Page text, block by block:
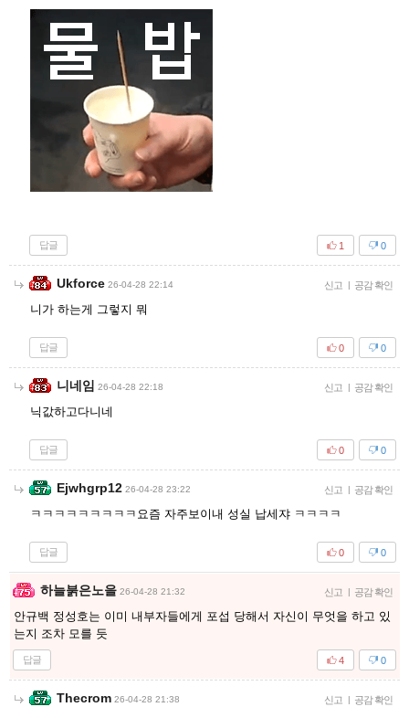
답글 0
1
Ukforce 26-04-28 22:14 신고 | 공감 확인
니가 하는게 그렇지 뭐
답글 0
0
니네임 26-04-28 22:18 신고 | 공감 확인
닉값하고다니네
답글 0
0
Ejwhgrp12 26-04-28 23:22 신고 | 공감 확인
ㅋㅋㅋㅋㅋㅋㅋㅋㅋ요즘 자주보이내 성실 납세쟈 ㅋㅋㅋㅋ
답글 0
0
하늘붉은노을 26-04-28 21:32 신고 | 공감 확인
안규백 정성호는 이미 내부자들에게 포섭 당해서 자신이 무엇을 하고 있
는지 조차 모를 듯
답글 0
4
Thecrom 26-04-28 21:38 신고 | 공감 확인